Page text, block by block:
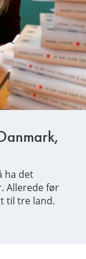
ha det
Allerede før
til tre land.